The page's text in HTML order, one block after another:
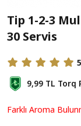
Tip 1-2-3
30 Servis
5
9,99 TL Torq
Farklı Aroma